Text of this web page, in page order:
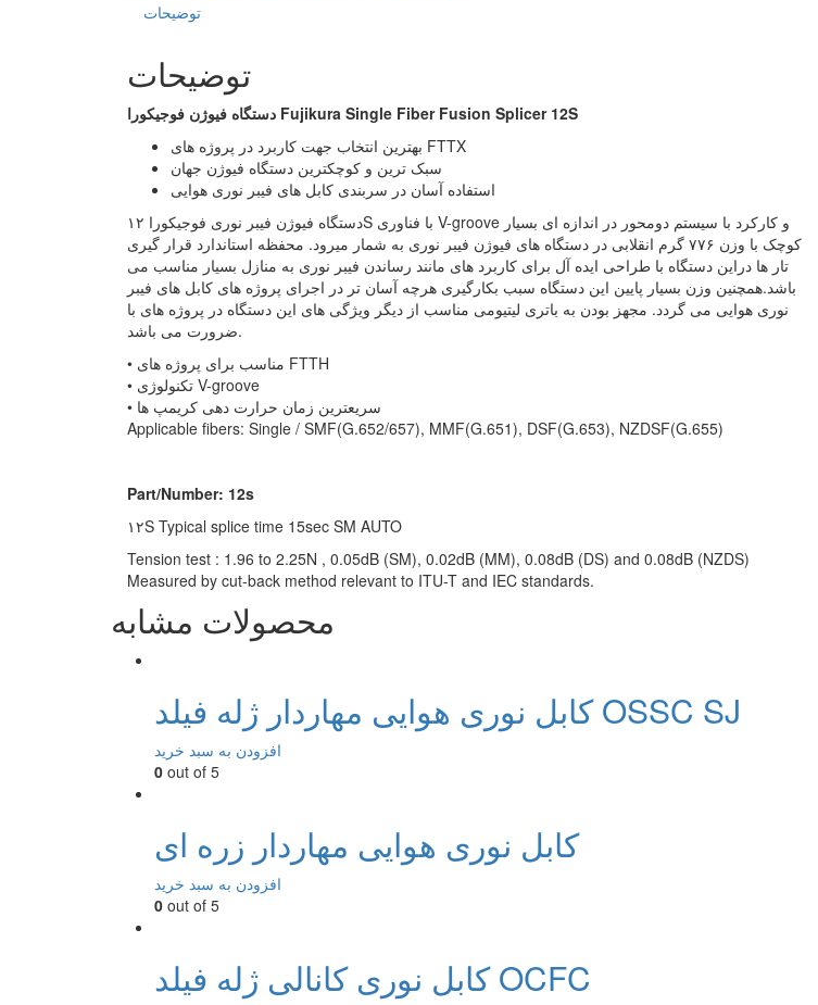
توضیحات
توضیحات
دستگاه فیوژن فوجیکورا Fujikura Single Fiber Fusion Splicer 12S
بهترین انتخاب جهت کاربرد در پروژه های FTTX
سبک ترین و کوچکترین دستگاه فیوژن جهان
استفاده آسان در سربندی کابل های فیبر نوری هوایی
دستگاه فیوژن فیبر نوری فوجیکورا ۱۲S با فناوری V-groove و کارکرد با سیستم دومحور در اندازه ای بسیار
کوچک با وزن ۷۷۶ گرم انقلابی در دستگاه های فیوژن فیبر نوری به شمار میرود. محفظه استاندارد قرار گیری
تار ها دراین دستگاه با طراحی ایده آل برای کاربرد های مانند رساندن فیبر نوری به منازل بسیار مناسب می
باشد.همچنین وزن بسیار پایین این دستگاه سبب بکارگیری هرچه آسان تر در اجرای پروژه های کابل های فیبر
نوری هوایی می گردد. مجهز بودن به باتری لیتیومی مناسب از دیگر ویژگی های این دستگاه در پروژه های با
ضرورت می باشد.
• مناسب برای پروژه های FTTH
• تکنولوژی V-groove
• سریعترین زمان حرارت دهی کریمپ ها
Applicable fibers: Single / SMF(G.652/657), MMF(G.651), DSF(G.653), NZDSF(G.655)
Part/Number: 12s
۱۲S Typical splice time 15sec SM AUTO
Tension test : 1.96 to 2.25N , 0.05dB (SM), 0.02dB (MM), 0.08dB (DS) and 0.08dB (NZDS)
Measured by cut-back method relevant to ITU-T and IEC standards.
محصولات مشابه
کابل نوری هوایی مهاردار ژله فیلد OSSC SJ
افزودن به سبد خرید
0 out of 5
کابل نوری هوایی مهاردار زره ای
افزودن به سبد خرید
0 out of 5
کابل نوری کانالی ژله فیلد OCFC